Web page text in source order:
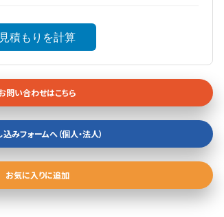
見積もりを計算
問い合わせはこちら
みフォームへ（個人・法人）
お気に入りに追加